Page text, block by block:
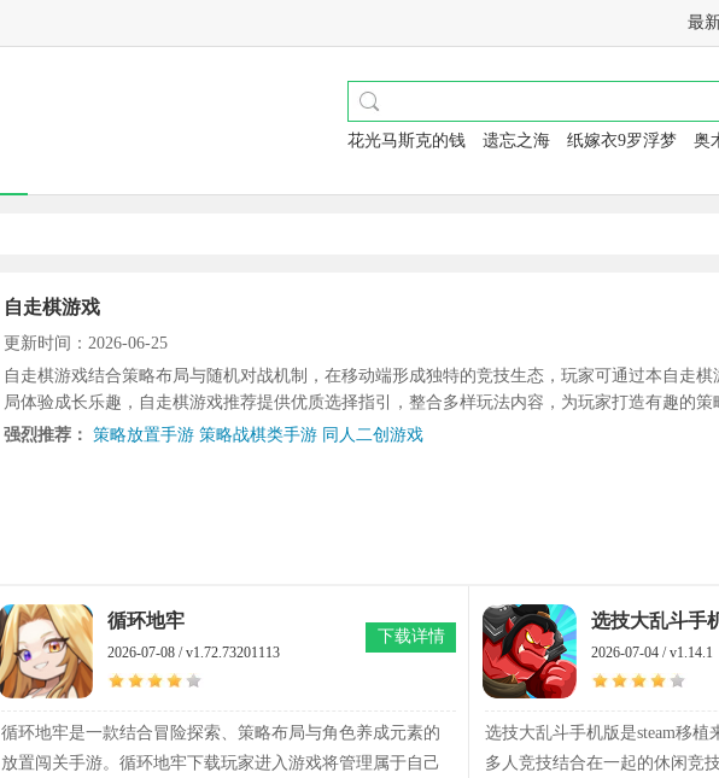
最
花光马斯克的钱 遗忘之海 纸嫁衣9罗浮梦 奥
自走棋游戏
更新时间：2026-06-25
自走棋游戏结合策略布局与随机对战机制，在移动端形成独特的竞技生态，玩家可通过本自走
局体验成长乐趣，自走棋游戏推荐提供优质选择指引，整合多样玩法内容，为玩家打造有趣的策
强烈推荐： 策略放置手游 策略战棋类手游 同人二创游戏
循环地牢
2026-07-08 / v1.72.73201113
循环地牢是一款结合冒险探索、策略布局与角色养成元素的
放置闯关手游。循环地牢下载玩家进入游戏将管理属于自己
下载详情
选技大乱斗手
2026-07-04 / v1.14.1
选技大乱斗手机版是steam移
多人竞技结合在一起的休闲竞